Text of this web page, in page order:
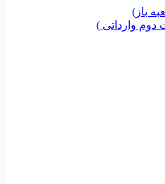
باز)
وارداتی )